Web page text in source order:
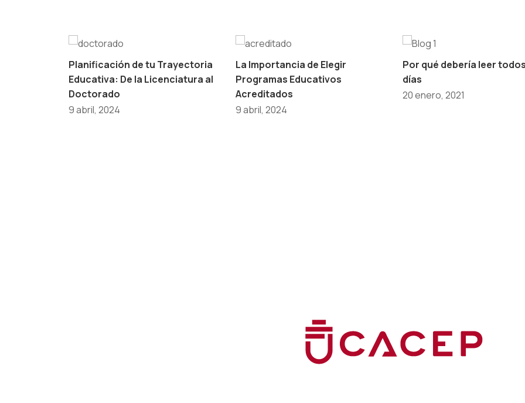
Planificación de tu Trayectoria
Educativa: De la Licenciatura al
Doctorado
9 abril, 2024
La Importancia de Elegir
Programas Educativos
Acreditados
9 abril, 2024
Por qué debería leer
días
20 enero, 2021